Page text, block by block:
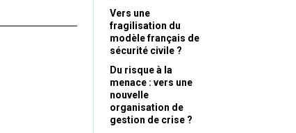
Vers une
fragilisation du
modèle français de
sécurité civile ?
Du risque à la
menace : vers une
nouvelle
organisation de
gestion de crise ?